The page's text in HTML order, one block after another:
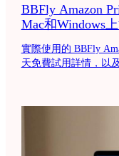
BBFly Amazon
Mac和Windows
實際使用的 BBFly
天免費試用詳情，以